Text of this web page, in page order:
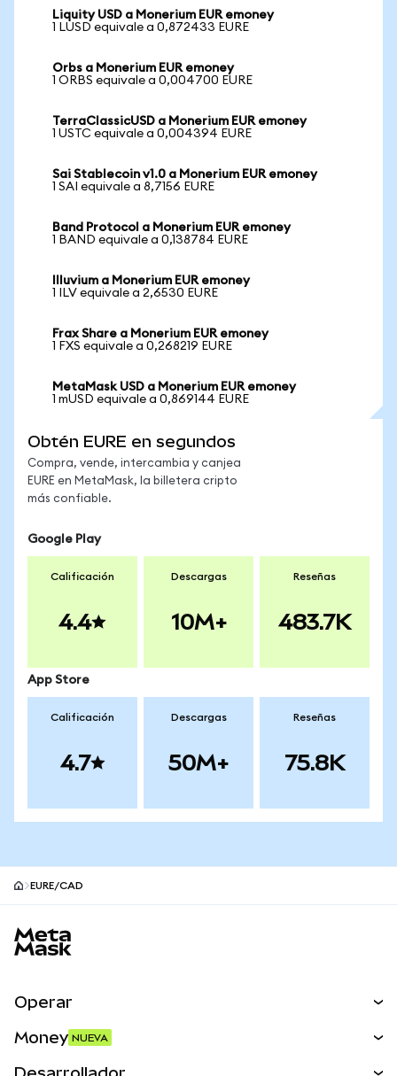
Liquity USD a Monerium EUR emoney
1 LUSD equivale a 0,872433 EURE
Orbs a Monerium EUR emoney
1 ORBS equivale a 0,004700 EURE
TerraClassicUSD a Monerium EUR emoney
1 USTC equivale a 0,004394 EURE
Sai Stablecoin v1.0 a Monerium EUR emoney
1 SAI equivale a 8,7156 EURE
Band Protocol a Monerium EUR emoney
1 BAND equivale a 0,138784 EURE
Illuvium a Monerium EUR emoney
1 ILV equivale a 2,6530 EURE
Frax Share a Monerium EUR emoney
1 FXS equivale a 0,268219 EURE
MetaMask USD a Monerium EUR emoney
1 mUSD equivale a 0,869144 EURE
Obtén EURE en segundos
Compra, vende, intercambia y canjea
EURE en MetaMask, la billetera cripto
más confiable.
Google Play
Calificación
4.4
Descargas
10M+
Reseñas
483.7K
App Store
Calificación
4.7
Descargas
50M+
Reseñas
75.8K
EURE/CAD
Operar
Money NUEVA